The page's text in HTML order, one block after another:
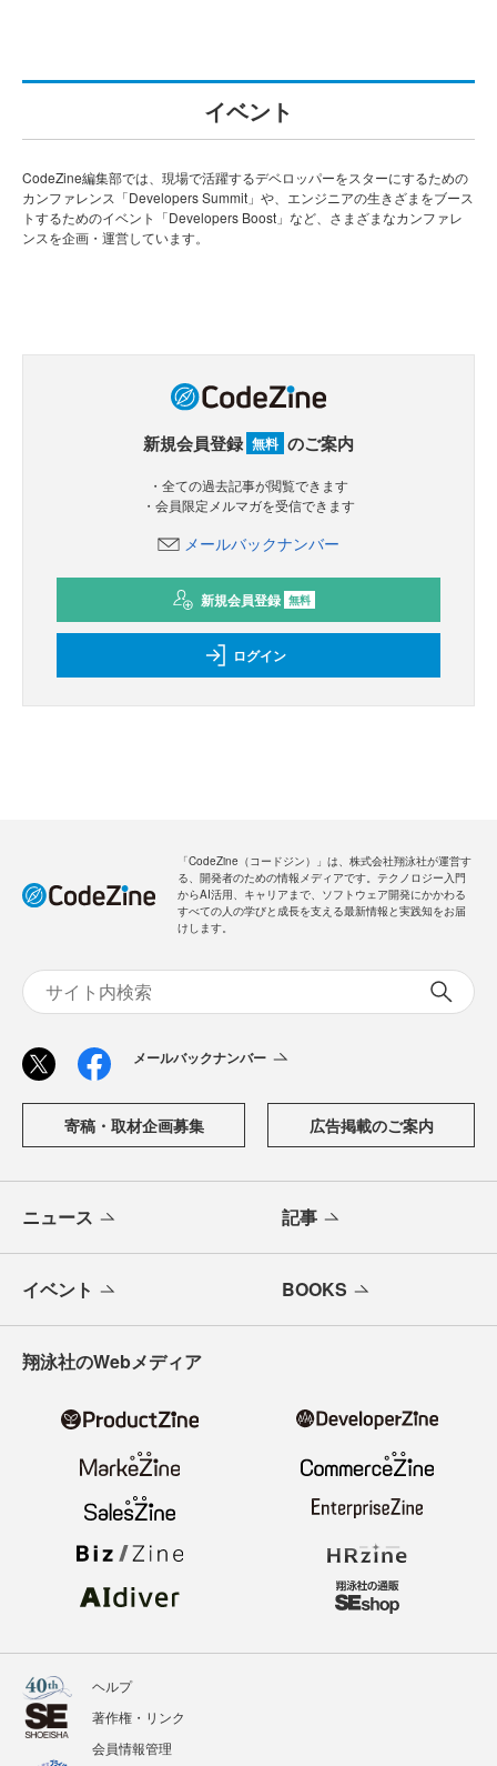
イベント
CodeZine編集部では、現場で活躍するデベロッパーをスターにするための
カンファレンス「Developers Summit」や、エンジニアの生きざまをブース
トするためのイベント「Developers Boost」など、さまざまなカンファレ
ンスを企画・運営しています。
新規会員登録 無料 のご案内
・全ての過去記事が閲覧できます
・会員限定メルマガを受信できます
メールバックナンバー
新規会員登録 無料
ログイン
「CodeZine（コードジン）」は、株式会社翔泳社が運営す
る、開発者のための情報メディアです。テクノロジー入門
からAI活用、キャリアまで、ソフトウェア開発にかかわる
すべての人の学びと成長を支える最新情報と実践知をお届
けします。
メールバックナンバー
寄稿・取材企画募集 広告掲載のご案内
ニュース 記事
イベント BOOKS
翔泳社のWebメディア
ヘルプ
著作権・リンク
会員情報管理